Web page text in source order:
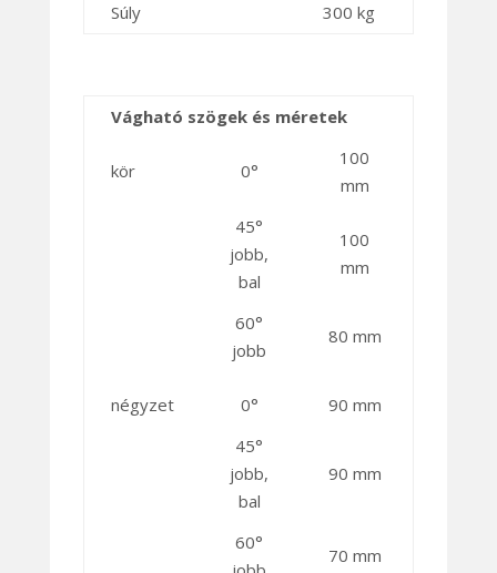
Súly
300 kg
Vágható szögek és méretek
kör 0°
100
mm
45°
jobb,
bal
100
mm
60°
jobb
80 mm
négyzet 0°
90 mm
45°
jobb,
bal
90 mm
60°
70 mm